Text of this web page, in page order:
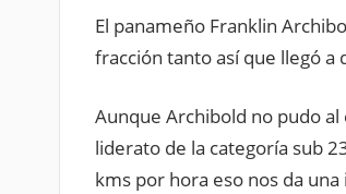
El panameño Franklin
fracción tanto así que llegó
Aunque Archibold no pudo
liderato de la categoría sub
kms por hora eso nos da